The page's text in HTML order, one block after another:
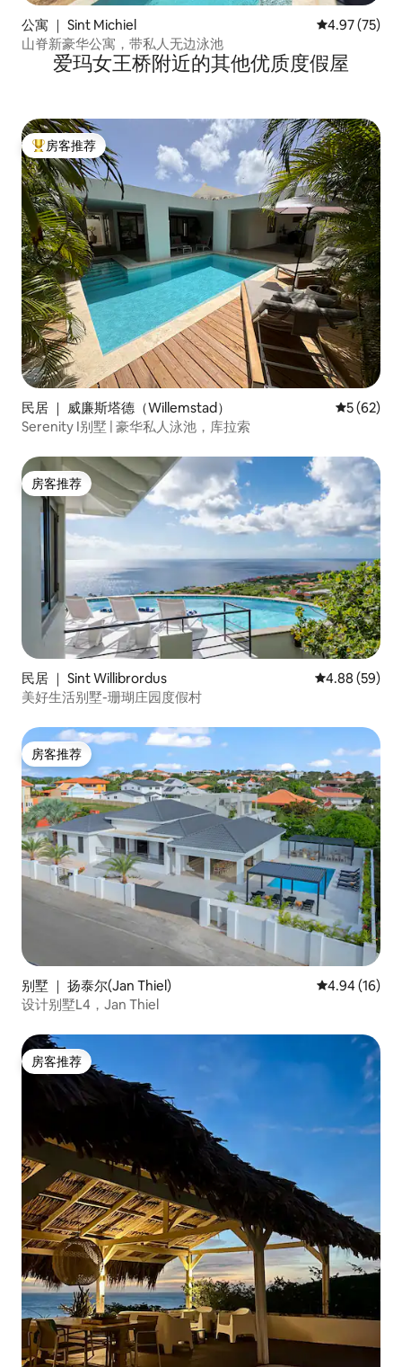
公寓 ｜ Sint Michiel 平均评分
4.97 (75)
山脊新豪华公寓，带私人无边泳池
爱玛女王桥附近的其他优质度假屋
热门「房客推荐」
房客推荐
民居 ｜ 威廉斯塔德（Willemstad） 平均评分
5 (62)
Serenity I别墅 | 豪华私人泳池，库拉索
房客推荐
房客推荐
民居 ｜ Sint Willibrordus 平均评分 4.88
4.88 (59)
美好生活别墅-珊瑚庄园度假村
房客推荐
房客推荐
别墅 ｜ 扬泰尔(Jan Thiel) 平均评分
4.94 (16)
设计别墅L4，Jan Thiel
房客推荐
房客推荐